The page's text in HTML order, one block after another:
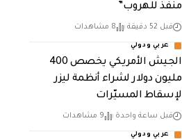
منفذ للهروب”
قبل 52 دقيقة 8 مشاهدات
عربي ودولي
الجيش الأمريكي يخصص 400
مليون دولار لشراء أنظمة ليزر
لإسقاط المسيّرات
قبل ساعة واحدة 9 مشاهدات
عربي ودولي